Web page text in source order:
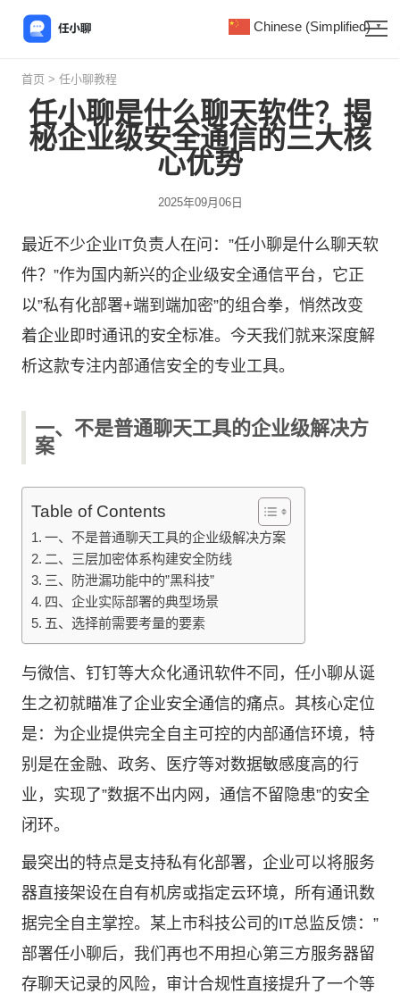
首页 > 任小聊教程
任小聊是什么聊天软件？揭
秘企业级安全通信的三大核
心优势
2025年09月06日
最近不少企业IT负责人在问：”任小聊是什么聊天软
件？”作为国内新兴的企业级安全通信平台，它正
以”私有化部署+端到端加密”的组合拳，悄然改变
着企业即时通讯的安全标准。今天我们就来深度解
析这款专注内部通信安全的专业工具。
一、不是普通聊天工具的企业级解决方
案
Table of Contents
一、不是普通聊天工具的企业级解决方案
二、三层加密体系构建安全防线
三、防泄漏功能中的”黑科技”
四、企业实际部署的典型场景
五、选择前需要考量的要素
与微信、钉钉等大众化通讯软件不同，任小聊从诞
生之初就瞄准了企业安全通信的痛点。其核心定位
是：为企业提供完全自主可控的内部通信环境，特
别是在金融、政务、医疗等对数据敏感度高的行
业，实现了”数据不出内网，通信不留隐患”的安全
闭环。
最突出的特点是支持私有化部署，企业可以将服务
器直接架设在自有机房或指定云环境，所有通讯数
据完全自主掌控。某上市科技公司的IT总监反馈：”
部署任小聊后，我们再也不用担心第三方服务器留
存聊天记录的风险，审计合规性直接提升了一个等
Chinese (Simplified) ▼